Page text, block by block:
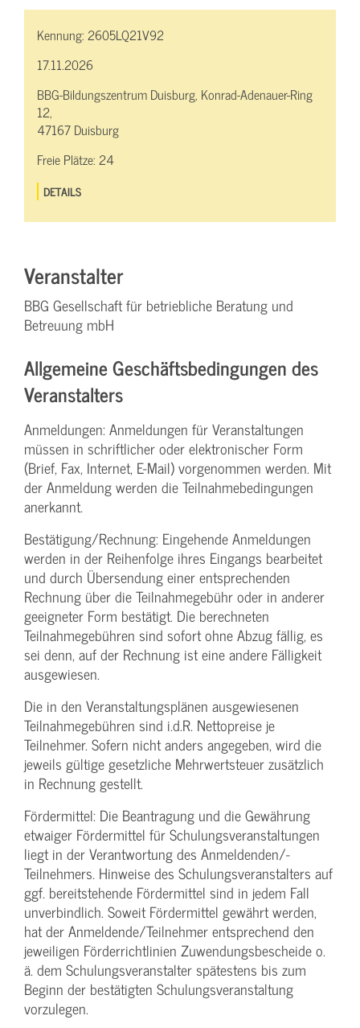
Kennung:2605LQ21V92
17.11.2026
BBG-Bildungszentrum Duisburg, Konrad-Adenauer-Ring
12,
47167 Duisburg
Freie Plätze:24
DETAILS
Veranstalter
BBG Gesellschaft für betriebliche Beratung und
Betreuung mbH
Allgemeine Geschäftsbedingungen des
Veranstalters
Anmeldungen: Anmeldungen für Veranstaltungen
müssen in schriftlicher oder elektronischer Form
(Brief, Fax, Internet, E-Mail) vorgenommen werden. Mit
der Anmeldung werden die Teilnahme­bedingungen
anerkannt.
Bestätigung­/Rechnung: Eingehende Anmeldungen
werden in der Reihenfolge ihres Eingangs bearbeitet
und durch Übersendung einer entsprechenden
Rechnung über die Teilnahmegebühr oder in anderer
geeigneter Form bestätigt. Die berechneten
Teilnahmegebühren sind sofort ohne Abzug fällig, es
sei denn, auf der Rechnung ist eine andere Fälligkeit
ausgewiesen.
Die in den Veranstaltungsplänen ausgewiesenen
Teilnahmegebühren sind i.d.R. Nettopreise je
Teilnehmer. Sofern nicht anders angegeben, wird die
jeweils gültige gesetzliche Mehrwertsteuer zusätzlich
in Rechnung gestellt.
Fördermittel: Die Beantragung und die Gewährung
etwaiger Fördermittel für Schulungs­veranstaltungen
liegt in der Verantwortung des Anmeldenden/­
Teilnehmers. Hinweise des Schulungs­veranstalters auf
ggf. bereitstehende Fördermittel sind in jedem Fall
unverbindlich. Soweit Fördermittel gewährt werden,
hat der Anmeldende/­Teilnehmer entsprechend den
jeweiligen Förderrichtlinien Zuwendungs­bescheide o.
ä. dem Schulungs­veranstalter spätestens bis zum
Beginn der bestätigten Schulungs­veranstaltung
vorzulegen.